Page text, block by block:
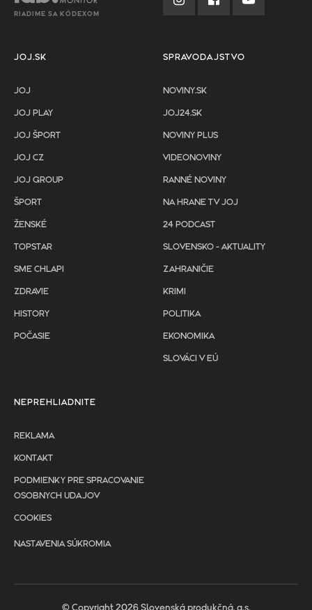
RIADIME SA KÓDEXOM
JOJ.SK
JOJ
JOJ PLAY
JOJ ŠPORT
JOJ CZ
JOJ GROUP
ŠPORT
ŽENSKÉ
TOPSTAR
SME CHLAPI
ZDRAVIE
HISTORY
POČASIE
SPRAVODAJSTVO
NOVINY.SK
JOJ24.SK
NOVINY PLUS
VIDEONOVINY
RANNÉ NOVINY
NA HRANE TV JOJ
24 PODCAST
SLOVENSKO - AKTUALITY
ZAHRANIČIE
KRIMI
POLITIKA
EKONOMIKA
SLOVÁCI V EÚ
NEPREHLIADNITE
REKLAMA
KONTAKT
PODMIENKY PRE SPRACOVANIE
OSOBNYCH UDAJOV
COOKIES
NASTAVENIA SÚKROMIA
© Copyright 2026 Slovenská produkčná, a.s.